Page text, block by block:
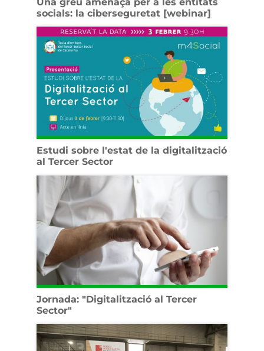
socials: la ciberseguretat [webinar]
Estudi sobre l'estat de la digitalització
al Tercer Sector
Jornada: "Digitalització al Tercer
Sector"